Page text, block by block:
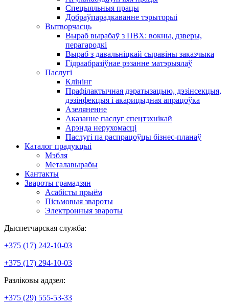
Спецыяльныя працы
Добраўпарадкаванне тэрыторыі
Вытворчасць
Выраб вырабаў з ПВХ: вокны, дзверы,
перагародкі
Выраб з давальніцкай сыравіны заказчыка
Гідраабразіўнае рэзанне матэрыялаў
Паслугі
Клінінг
Прафілактычная дэратызацыю, дэзiнсекцыя,
дэзінфекцыя і акарицыдная апрацоўка
Азеляненне
Аказанне паслуг спецтэхнікай
Арэнда нерухомасці
Паслугі па распрацоўцы бізнес-планаў
Каталог прадукцыі
Мэбля
Металавырабы
Кантакты
Звароты грамадзян
Асабісты прыём
Пісьмовыя звароты
Электронныя звароты
Дыспетчарская служба:
+375 (17) 242-10-03
+375 (17) 294-10-03
Разліковы аддзел:
+375 (29) 555-53-33